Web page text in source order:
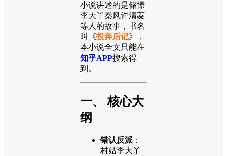
小说讲述的是储憬
李大丫秦风许清菱
等人的故事，书名
叫《投奔后记》，
本小说全文只能在
知乎APP搜索得
到。
一、 核心大
纲
错认反派 ：
村姑李大丫